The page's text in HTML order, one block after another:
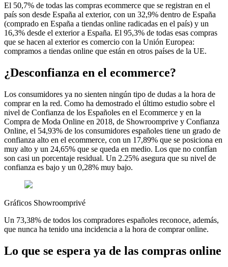
El 50,7% de todas las compras ecommerce que se registran en el
país son desde España al exterior, con un 32,9% dentro de España
(comprado en España a tiendas online radicadas en el país) y un
16,3% desde el exterior a España. El 95,3% de todas esas compras
que se hacen al exterior es comercio con la Unión Europea:
compramos a tiendas online que están en otros países de la UE.
¿Desconfianza en el ecommerce?
Los consumidores ya no sienten ningún tipo de dudas a la hora de
comprar en la red. Como ha demostrado el último estudio sobre el
nivel de Confianza de los Españoles en el Ecommerce y en la
Compra de Moda Online en 2018, de Showroomprive y Confianza
Online, el 54,93% de los consumidores españoles tiene un grado de
confianza alto en el ecommerce, con un 17,89% que se posiciona en
muy alto y un 24,65% que se queda en medio. Los que no confían
son casi un porcentaje residual. Un 2.25% asegura que su nivel de
confianza es bajo y un 0,28% muy bajo.
Gráficos Showroomprivé
Un 73,38% de todos los compradores españoles reconoce, además,
que nunca ha tenido una incidencia a la hora de comprar online.
Lo que se espera ya de las compras online